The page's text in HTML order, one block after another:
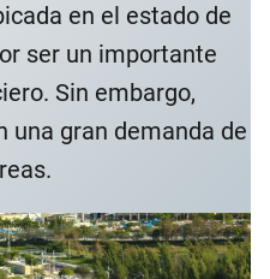
en el estado de
ser un importante
Sin embargo,
una gran demanda de